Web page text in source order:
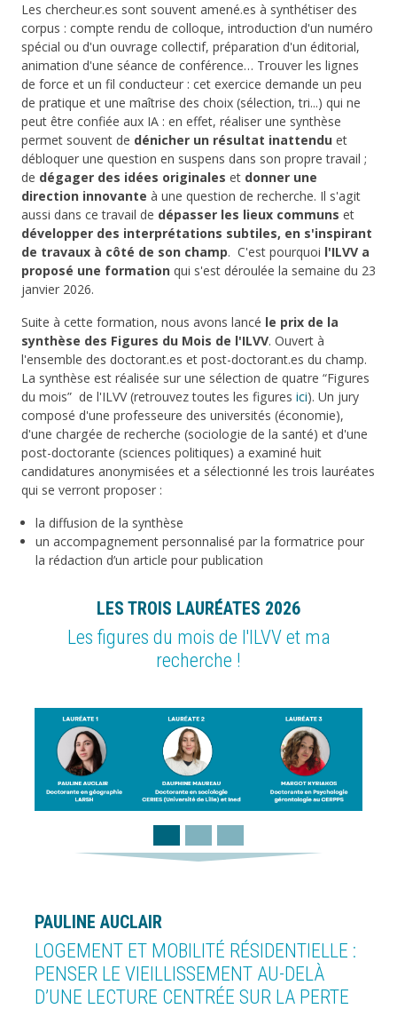
Les chercheur.es sont souvent amené.es à synthétiser des
corpus : compte rendu de colloque, introduction d'un numéro
spécial ou d'un ouvrage collectif, préparation d'un éditorial,
animation d'une séance de conférence… Trouver les lignes
de force et un fil conducteur : cet exercice demande un peu
de pratique et une maîtrise des choix (sélection, tri...) qui ne
peut être confiée aux IA : en effet, réaliser une synthèse
permet souvent de dénicher un résultat inattendu et
débloquer une question en suspens dans son propre travail ;
de dégager des idées originales et donner une
direction innovante à une question de recherche. Il s'agit
aussi dans ce travail de dépasser les lieux communs et
développer des interprétations subtiles, en s'inspirant
de travaux à côté de son champ. C'est pourquoi l'ILVV a
proposé une formation qui s'est déroulée la semaine du 23
janvier 2026.
Suite à cette formation, nous avons lancé le prix de la
synthèse des Figures du Mois de l'ILVV. Ouvert à
l'ensemble des doctorant.es et post-doctorant.es du champ.
La synthèse est réalisée sur une sélection de quatre “Figures
du mois” de l'ILVV (retrouvez toutes les figures ici). Un jury
composé d'une professeure des universités (économie),
d'une chargée de recherche (sociologie de la santé) et d'une
post-doctorante (sciences politiques) a examiné huit
candidatures anonymisées et a sélectionné les trois lauréates
qui se verront proposer :
la diffusion de la synthèse
un accompagnement personnalisé par la formatrice pour
la rédaction d’un article pour publication
LES TROIS LAURÉATES 2026
Les figures du mois de l'ILVV et ma
recherche !
PAULINE AUCLAIR
LOGEMENT ET MOBILITÉ RÉSIDENTIELLE :
PENSER LE VIEILLISSEMENT AU-DELÀ
D’UNE LECTURE CENTRÉE SUR LA PERTE